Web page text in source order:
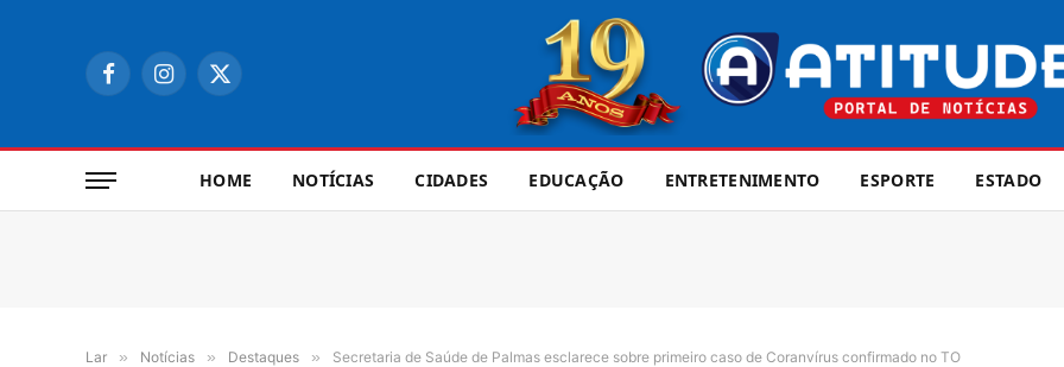
FacebookInstagram
X
HOME NOTÍCIAS CIDADES EDUCAÇÃO ENTRETENIMENTO ESPORTE ESTADO
Lar » Notícias » Destaques » Secretaria de Saúde de Palmas esclarece sobre primeiro caso de Coranvírus confirmado no TO